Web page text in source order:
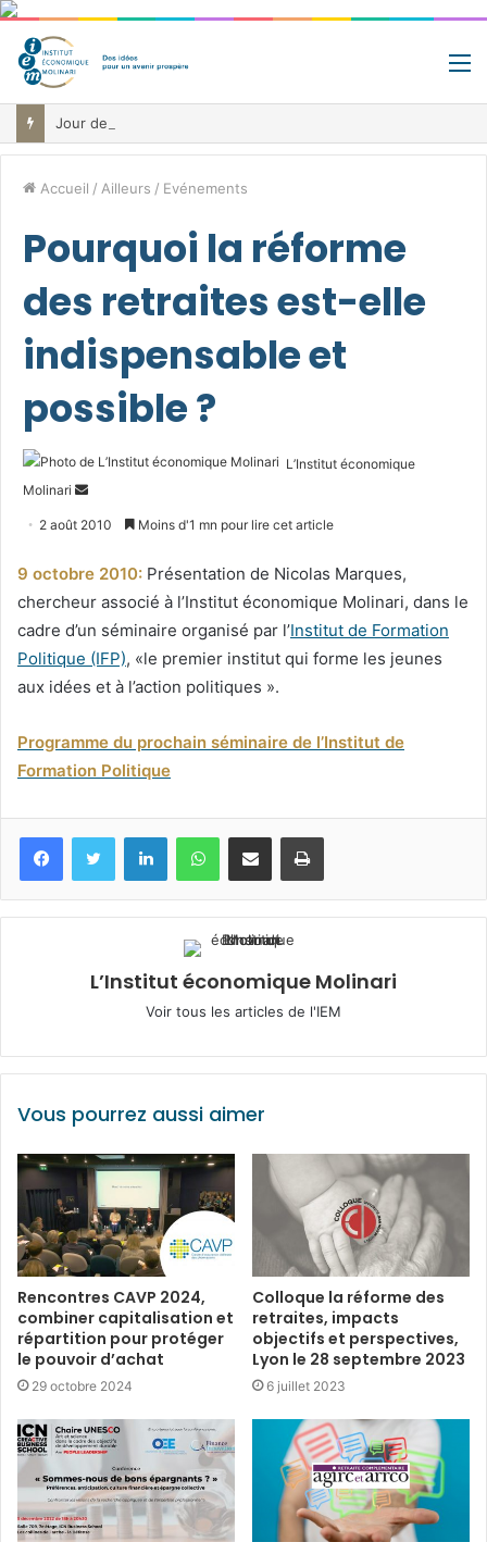
Accueil / Ailleurs / Evénements
Pourquoi la réforme
des retraites est-elle
indispensable et
possible ?
L’Institut économique
Molinari
Envoyer
2 août 2010 Moins d'1 mn pour lire cet article
9 octobre 2010: Présentation de Nicolas Marques,
chercheur associé à l’Institut économique Molinari, dans le
cadre d’un séminaire organisé par l’Institut de Formation
Politique (IFP), «le premier institut qui forme les jeunes
aux idées et à l’action politiques ».
Programme du prochain séminaire de l’Institut de
Formation Politique
FacebookTwitter LinkedinWhatsApp
Partagez par mail Imprimez
L’Institut économique Molinari
Voir tous les articles de l'IEM
Vous pourrez aussi aimer
Rencontres CAVP 2024,
combiner capitalisation et
répartition pour protéger
le pouvoir d’achat
29 octobre 2024
Colloque la réforme des
retraites, impacts
objectifs et perspectives,
Lyon le 28 septembre 2023
6 juillet 2023